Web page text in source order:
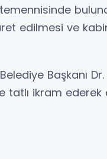
edilmesi ve
Başkanı
ikram ederek